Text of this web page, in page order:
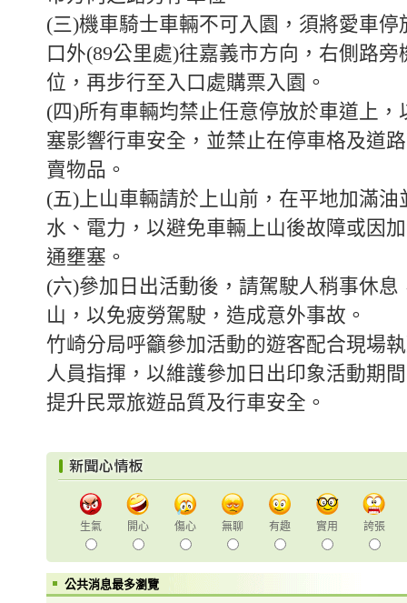
(三)機車騎士車輛不可入園，須將愛車停
口外(89公里處)往嘉義市方向，右側路旁
位，再步行至入口處購票入園。
(四)所有車輛均禁止任意停放於車道上，
塞影響行車安全，並禁止在停車格及道
賣物品。
(五)上山車輛請於上山前，在平地加滿油
水、電力，以避免車輛上山後故障或因
通壅塞。
(六)參加日出活動後，請駕駛人稍事休息
山，以免疲勞駕駛，造成意外事故。
竹崎分局呼籲參加活動的遊客配合現場
人員指揮，以維護參加日出印象活動期
提升民眾旅遊品質及行車安全。
生氣 開心 傷心 無聊 有趣 實用 誇張
公共消息最多瀏覽